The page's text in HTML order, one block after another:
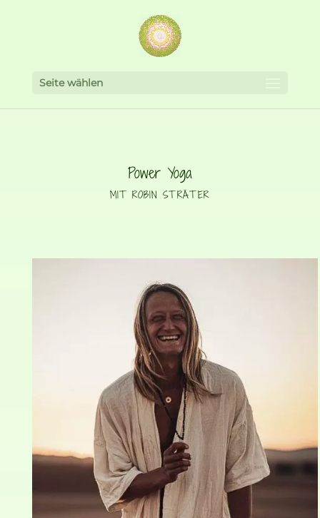
Seite wählen
Power Yoga
MIT ROBIN STRÄTER